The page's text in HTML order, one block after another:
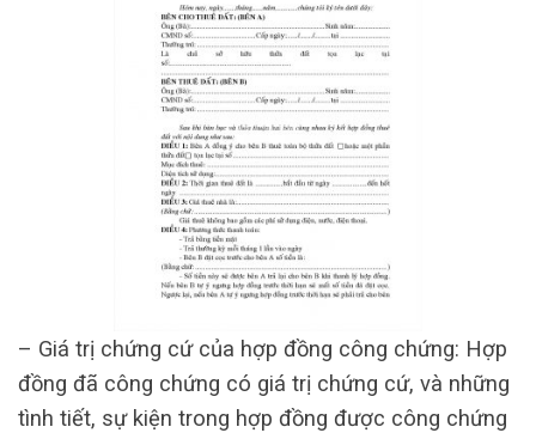
– Giá trị chứng cứ của hợp đồng công chứng: Hợp
đồng đã công chứng có giá trị chứng cứ, và những
tình tiết, sự kiện trong hợp đồng được công chứng